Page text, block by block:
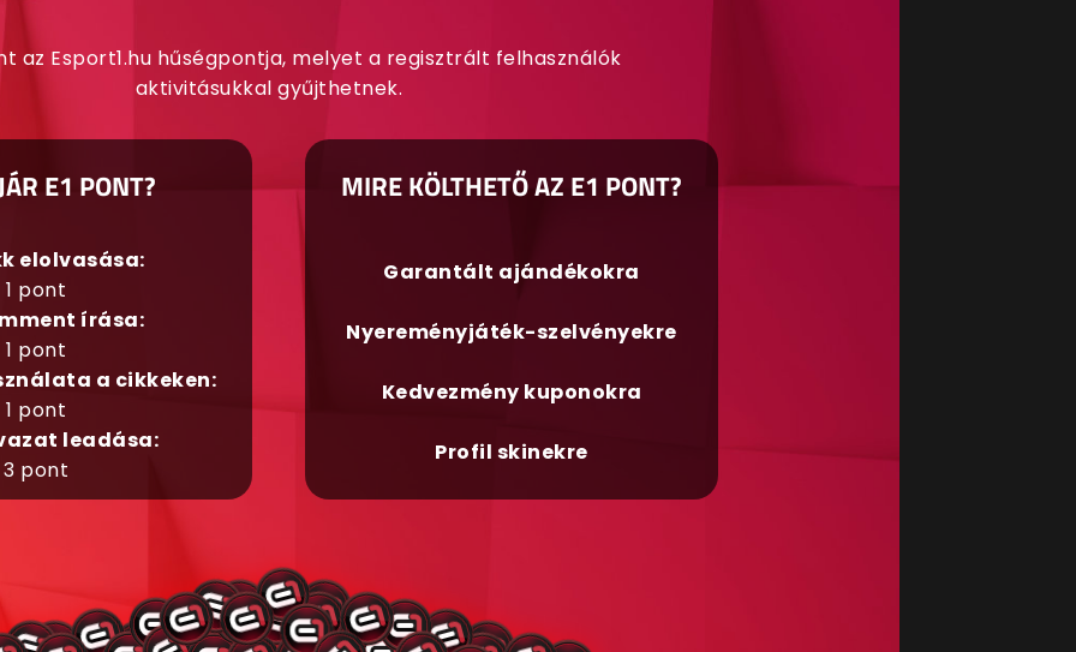
az Esport1.hu hűségpontja, melyet a regisztrált felhasználók
aktivitásukkal gyűjthetnek.
E1 PONT?
elolvasása:
1 pont
írása:
1 pont
a cikkeken:
1 pont
leadása:
3 pont
MIRE KÖLTHETŐ AZ E1 PONT?
Garantált ajándékokra
Nyereményjáték-szelvényekre
Kedvezmény kuponokra
Profil skinekre